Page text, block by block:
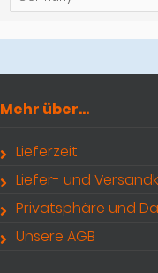
Mehr über...
Lieferzeit
Liefer- und
Privatsphäre und
Unsere AGB